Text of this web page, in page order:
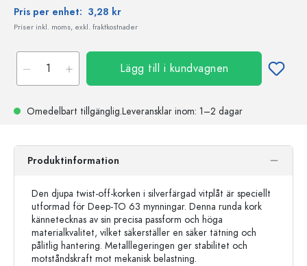
Pris per enhet: 3,28 kr
Priser inkl. moms, exkl. fraktkostnader
Lägg till i kundvagnen
Omedelbart tillgänglig.Leveransklar inom: 1–2 dagar
Produktinformation
Den djupa twist-off-korken i silverfärgad vitplåt är speciellt
utformad för Deep-TO 63 mynningar. Denna runda kork
kännetecknas av sin precisa passform och höga
materialkvalitet, vilket säkerställer en säker tätning och
pålitlig hantering. Metalllegeringen ger stabilitet och
motståndskraft mot mekanisk belastning.